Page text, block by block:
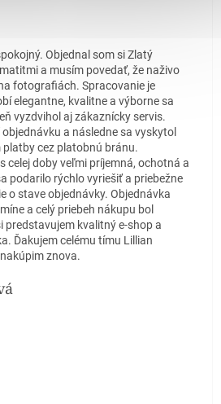
z 5 hviezdičiek.
Objednal som si Zlatý
a musím povedať, že naživo
fotografiách. Spracovanie je
elegantne, kvalitne a výborne sa
vyzdvihol aj zákaznícky servis.
a následne sa vyskytol
cez platobnú bránu.
celej doby veľmi príjemná, ochotná a
podarilo rýchlo vyriešiť a priebežne
o stave objednávky. Objednávka
a celý priebeh nákupu bol
predstavujem kvalitný e-shop a
Ďakujem celému tímu Lillian
znova.
z 5 hviezdičiek.
z 5 hviezdičiek.